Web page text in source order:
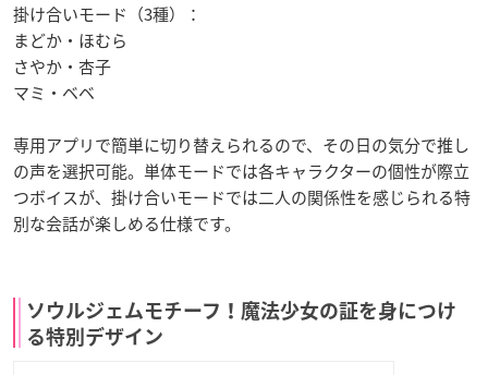
掛け合いモード（3種）：
まどか・ほむら
さやか・杏子
マミ・ベベ
専用アプリで簡単に切り替えられるので、その日の気分で推し
の声を選択可能。単体モードでは各キャラクターの個性が際立
つボイスが、掛け合いモードでは二人の関係性を感じられる特
別な会話が楽しめる仕様です。
ソウルジェムモチーフ！魔法少女の証を身につけ
る特別デザイン